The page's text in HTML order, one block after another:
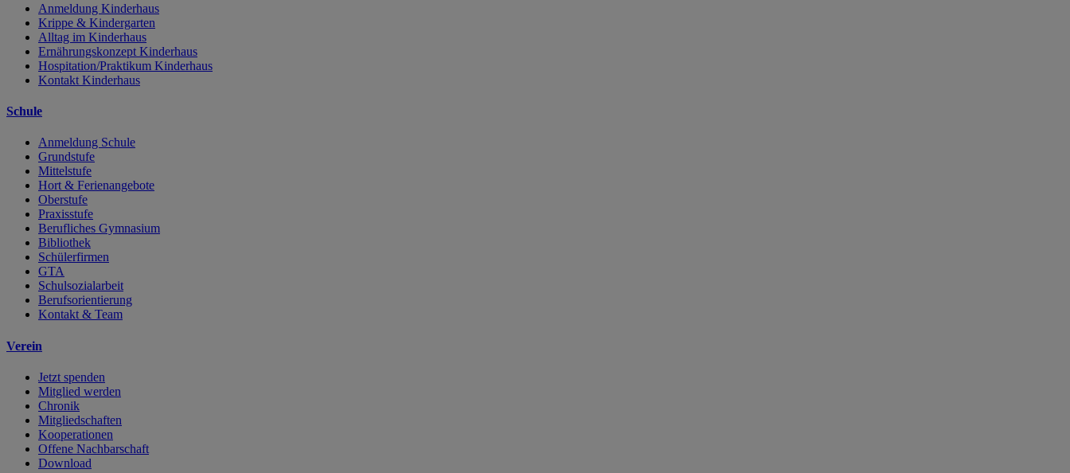
Anmeldung Kinderhaus
Krippe & Kindergarten
Alltag im Kinderhaus
Ernährungskonzept Kinderhaus
Hospitation/Praktikum Kinderhaus
Kontakt Kinderhaus
Schule
Anmeldung Schule
Grundstufe
Mittelstufe
Hort & Ferienangebote
Oberstufe
Praxisstufe
Berufliches Gymnasium
Bibliothek
Schülerfirmen
GTA
Schulsozialarbeit
Berufsorientierung
Kontakt & Team
Verein
Jetzt spenden
Mitglied werden
Chronik
Mitgliedschaften
Kooperationen
Offene Nachbarschaft
Download